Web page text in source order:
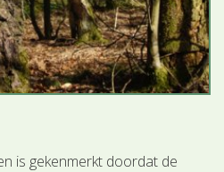
is gekenmerkt doordat de